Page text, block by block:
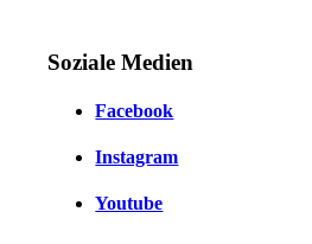
Soziale Medien
Facebook
Instagram
Youtube